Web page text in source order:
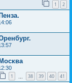
1 2
1 38 39 40 41